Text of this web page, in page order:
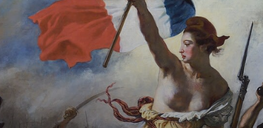
Pinselstriche, die
man sieht?
Unmöglich! Doch